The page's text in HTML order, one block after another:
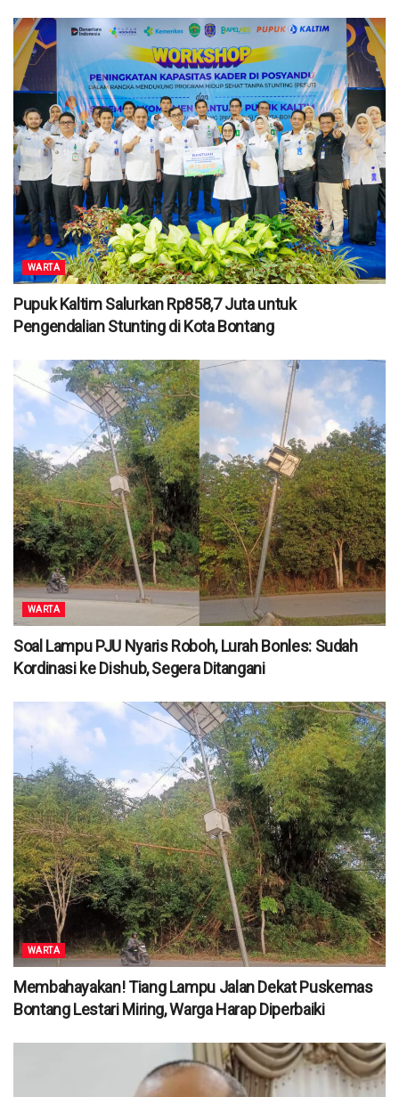
WARTA
Pupuk Kaltim Salurkan Rp858,7 Juta untuk
Pengendalian Stunting di Kota Bontang
WARTA
Soal Lampu PJU Nyaris Roboh, Lurah Bonles: Sudah
Kordinasi ke Dishub, Segera Ditangani
WARTA
Membahayakan! Tiang Lampu Jalan Dekat Puskemas
Bontang Lestari Miring, Warga Harap Diperbaiki